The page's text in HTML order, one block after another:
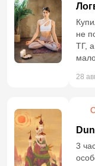
не
ТГ,
мало
28
3